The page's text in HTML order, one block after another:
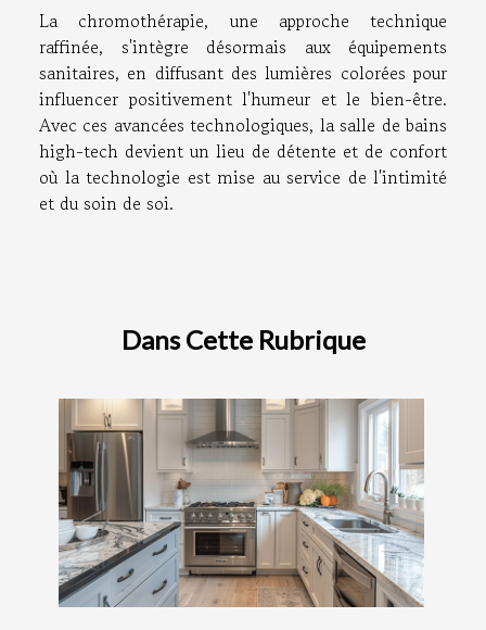
La chromothérapie, une approche technique
raffinée, s'intègre désormais aux équipements
sanitaires, en diffusant des lumières colorées pour
influencer positivement l'humeur et le bien-être.
Avec ces avancées technologiques, la salle de bains
high-tech devient un lieu de détente et de confort
où la technologie est mise au service de l'intimité
et du soin de soi.
Dans Cette Rubrique